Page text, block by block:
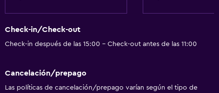
Check-in/Check-out
Check-in después de las 15:00 - Check-out antes de las 11:00
Cancelación/prepago
Las políticas de cancelación/prepago varían según el tipo de